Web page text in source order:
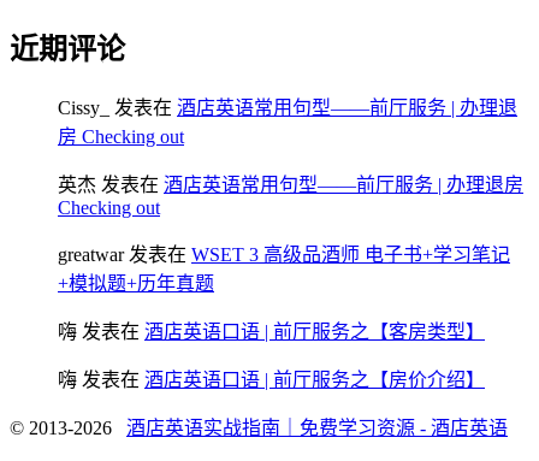
近期评论
Cissy_ 发表在 酒店英语常用句型——前厅服务 | 办理退
房 Checking out
英杰 发表在 酒店英语常用句型——前厅服务 | 办理退房
Checking out
greatwar发表在 WSET 3 高级品酒师 电子书+学习笔记
+模拟题+历年真题
嗨 发表在 酒店英语口语 | 前厅服务之【客房类型】
嗨 发表在 酒店英语口语 | 前厅服务之【房价介绍】
© 2013-2026 酒店英语实战指南｜免费学习资源 - 酒店英语